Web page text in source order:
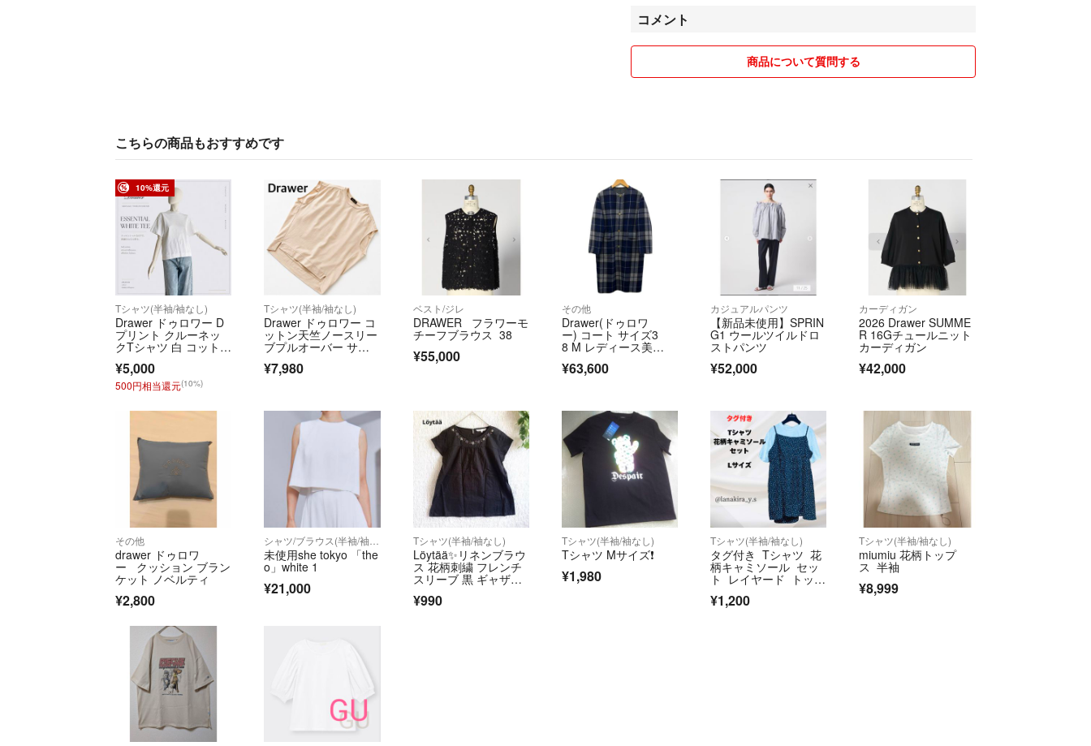
_;)）
❇︎他のアプリでも出品しているので、いきなり商品消去することが
多々あります。基本早い者勝ちです☆そのままのお値段に近い金額を
提示して下さった方優先させて頂きますので、ご了承ください。
コメント
商品について質問する
こちらの商品もおすすめです
10%還元
Tシャツ(半袖/袖なし)
Drawer ドゥロワー D
プリント クルーネッ
クTシャツ 白 コット
¥5,000
500円相当還元(10%)
Tシャツ(半袖/袖なし)
Drawer ドゥロワー コ
ットン天竺ノースリー
ブプルオーバー サイ
¥7,980
ベスト/ジレ
DRAWER フラワーモ
チーフブラウス 38
¥55,000
その他
Drawer(ドゥロワ
ー) コート サイズ3
8 M レディース美
ェックコート 6525-29
秋/冬/ノーカラー/チェ
ック柄/千鳥格子/リバ
ーシブル
¥63,600
カジュアルパンツ
【新品未使用】SPRIN
G1 ウールツイルドロ
ストパンツ
¥52,000
カーディガン
2026 Drawer SUMME
R 16Gチュールニット
カーディガン
¥42,000
その他
drawer ドゥロワ
ー クッション ブラン
ケット ノベルティ
¥2,800
未使用she tokyo 「the
o」white 1
¥21,000
Tシャツ(半袖/袖なし)
Löytää✨️リネンブラウ
ス 花柄刺繍 フレンチ
スリーブ 黒 ギャザ
ー 夏服M
¥990
Tシャツ(半袖/袖なし)
Tシャツ Mサイズ❗️
¥1,980
Tシャツ(半袖/袖なし)
タグ付き Tシャツ 花
柄キャミソール セッ
ト レイヤード トップ
ス Lサイズ
¥1,200
Tシャツ(半袖/袖なし)
miumiu 花柄トップ
ス 半袖
¥8,999